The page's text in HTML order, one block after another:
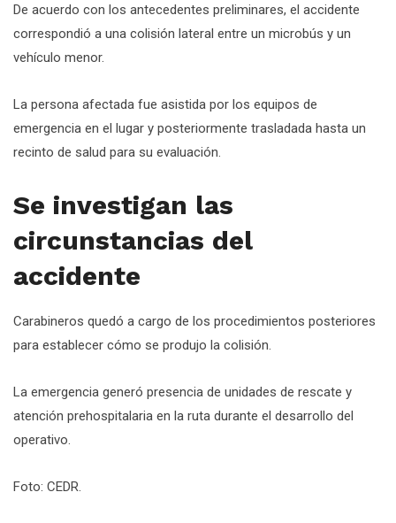
De acuerdo con los antecedentes preliminares, el accidente
correspondió a una colisión lateral entre un microbús y un
vehículo menor.
La persona afectada fue asistida por los equipos de
emergencia en el lugar y posteriormente trasladada hasta un
recinto de salud para su evaluación.
Se investigan las
circunstancias del
accidente
Carabineros quedó a cargo de los procedimientos posteriores
para establecer cómo se produjo la colisión.
La emergencia generó presencia de unidades de rescate y
atención prehospitalaria en la ruta durante el desarrollo del
operativo.
Foto: CEDR.